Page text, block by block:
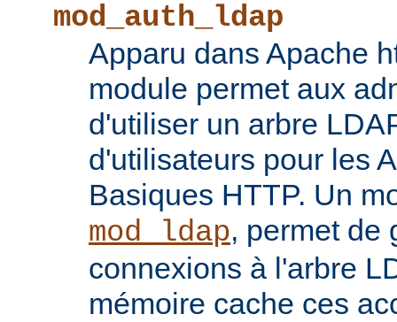
mod_auth_ldap
Apparu dans Apache
module permet aux
d'utiliser un arbre
d'utilisateurs pour les
Basiques HTTP. Un
mod_ldap, permet de
connexions à l'arbre
mémoire cache ces